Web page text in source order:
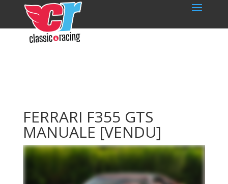
FERRARI F355 GTS
MANUALE [VENDU]